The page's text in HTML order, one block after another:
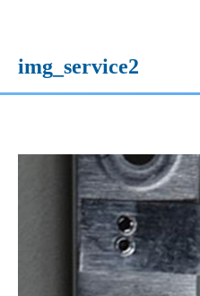
img_service2